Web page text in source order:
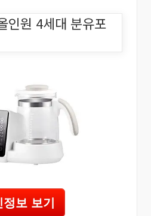
인원 4세대 분유포
보 보기